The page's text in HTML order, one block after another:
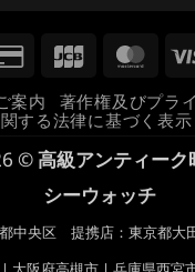
Credit
Card
2
JCB
案内
著作権及びプラ
する法律に基づく表示
©高級アンティー
シーウォッチ
中央区 提携店：東京都大